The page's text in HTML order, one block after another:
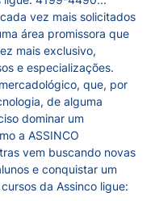
vez mais solicitados
área promissora que
mais exclusivo,
e especializações.
que, por
de alguma
dominar um
a ASSINCO
vem buscando novas
e conquistar um
da Assinco ligue: